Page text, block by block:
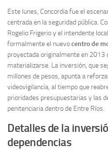
Este lunes, Concordia fue el
centrada en la seguridad pública.
Rogelio Frigerio y el intendente
formalmente el nuevocentro de
proyectada originalmente en 2013
materializarse. La inversión, que
millones de pesos, apunta a
videovigilancia, al tiempo que
prioridades presupuestarias y las
penitenciaria dentro de Entre Ríos.
Detalles de la
dependencias